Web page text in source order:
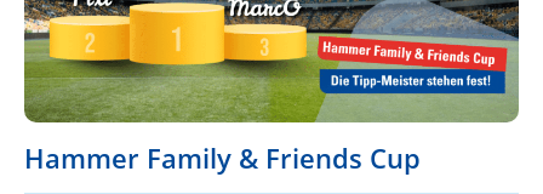
Hammer Family & Friends Cup